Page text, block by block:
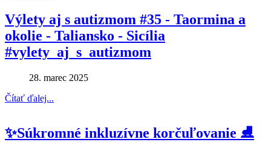
Výlety aj s autizmom #35 - Taormina a
okolie - Taliansko - Sicília
#vylety_aj_s_autizmom
28. marec 2025
Čítať ďalej...
✨Súkromné inkluzívne korčuľovanie ⛸